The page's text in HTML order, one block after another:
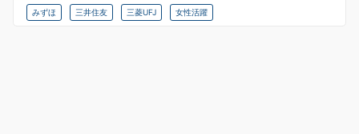
みずほ 三井住友 三菱UFJ 女性活躍